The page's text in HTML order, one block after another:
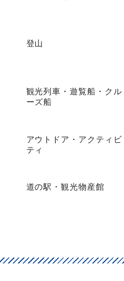
登山
観光列車・遊覧船・クル
ーズ船
アウトドア・アクティビ
ティ
道の駅・観光物産館